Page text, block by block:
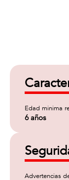
Edad minima
6 años
Advertencias